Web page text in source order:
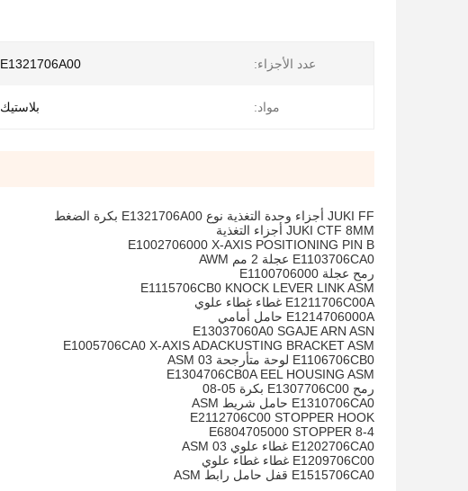
عدد الأجزاء: E1321706A00
مواد: بلاستيك
JUKI FF أجزاء وحدة التغذية نوع E1321706A00 بكرة الضغط
JUKI CTF 8MM أجزاء التغذية
E1002706000 X-AXIS POSITIONING PIN B
E1103706CA0 عجلة 2 مم AWM
رمح عجلة E1100706000
E1115706CB0 KNOCK LEVER LINK ASM
E1211706C00A غطاء غطاء علوي
E1214706000A حامل أمامي
E13037060A0 SGAJE ARN ASN
E1005706CA0 X-AXIS ADACKUSTING BRACKET ASM
E1106706CB0 لوحة متأرجحة 03 ASM
E1304706CB0A EEL HOUSING ASM
رمح E1307706C00 بكرة 05-08
E1310706CA0 حامل شريط ASM
E2112706C00 STOPPER HOOK
E6804705000 STOPPER 8-4
E1202706CA0 غطاء علوي 03 ASM
E1209706C00 غطاء غطاء علوي
E1515706CA0 قفل حامل رابط ASM